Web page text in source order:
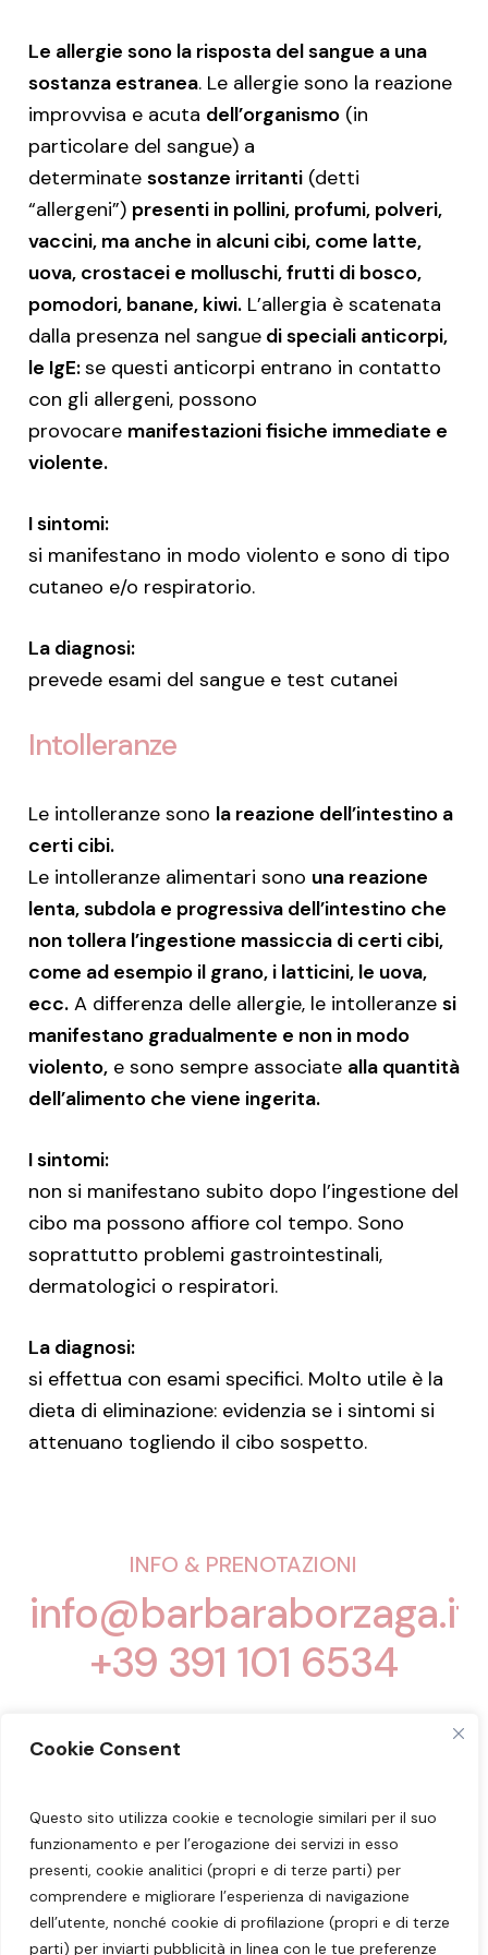
Cookie Consent
Questo sito utilizza cookie e tecnologie similari per il suo
funzionamento e per l’erogazione dei servizi in esso
presenti, cookie analitici (propri e di terze parti) per
comprendere e migliorare l’esperienza di navigazione
dell’utente, nonché cookie di profilazione (propri e di terze
parti) per inviarti pubblicità in linea con le tue preferenze
Le allergie sono la risposta del sangue a una
sostanza estranea. Le allergie sono la reazione
improvvisa e acuta dell’organismo(in
particolare del sangue) a
determinate sostanze irritanti(detti
“allergeni”) presenti in pollini, profumi, polveri,
vaccini, ma anche in alcuni cibi, come latte,
uova, crostacei e molluschi, frutti di bosco,
pomodori, banane, kiwi.L’allergia è scatenata
dalla presenza nel sanguedi speciali anticorpi,
le IgE:se questi anticorpi entrano in contatto
con gli allergeni, possono
provocare manifestazioni fisiche immediate e
violente.
I sintomi:
si manifestano in modo violento e sono di tipo
cutaneo e/o respiratorio.
La diagnosi:
prevede esami del sangue e test cutanei
Intolleranze
Le intolleranze sono la reazione dell’intestino a
certi cibi.
Le intolleranze alimentari sono una reazione
lenta, subdola e progressiva dell’intestino che
non tollera l’ingestione massiccia di certi cibi,
come ad esempio il grano, i latticini, le uova,
ecc.A differenza delle allergie, le intolleranze si
manifestano gradualmente e non in modo
violento,e sono sempre associate alla quantità
dell’alimento che viene ingerita.
I sintomi:
non si manifestano subito dopo l’ingestione del
cibo ma possono affiore col tempo. Sono
soprattutto problemi gastrointestinali,
dermatologici o respiratori.
La diagnosi:
si effettua con esami specifici. Molto utile è la
dieta di eliminazione: evidenzia se i sintomi si
attenuano togliendo il cibo sospetto.
INFO & PRENOTAZIONI
info@barbaraborzaga.it
+39 391 101 6534
Seguimi sui miei social: Facebook–Instagram
–YouTube
Dott.ssa Barbara Borzaga – Nutrizionista